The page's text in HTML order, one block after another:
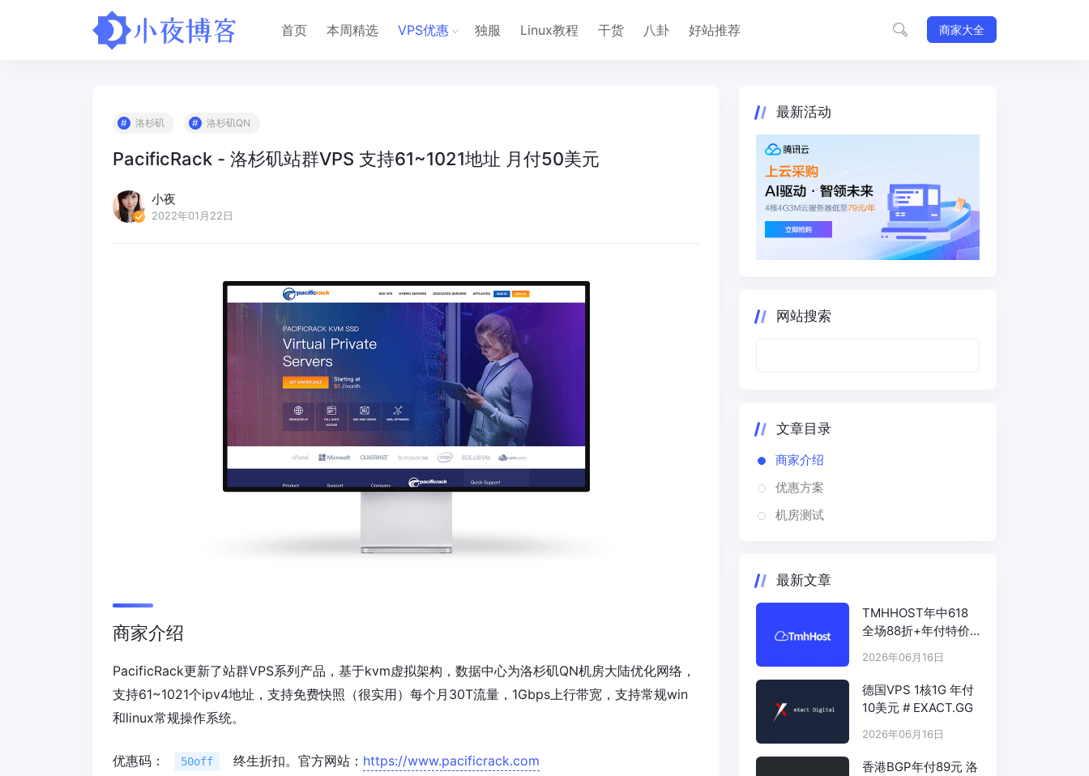
首页 本周精选 VPS优惠 独服 Linux教程 干货 八卦 好站推荐 商家大全
洛杉矶 洛杉矶QN
PacificRack - 洛杉矶站群VPS 支持61~1021地址 月付50美元
小夜
2022年01月22日
商家介绍
PacificRack更新了站群VPS系列产品，基于kvm虚拟架构，数据中心为洛杉矶QN机房大陆优化网络，
支持61~1021个ipv4地址，支持免费快照（很实用）每个月30T流量，1Gbps上行带宽，支持常规win
和linux常规操作系统。
优惠码： 50off 终生折扣。官方网站： https://www.pacificrack.com
最新活动
网站搜索
文章目录
商家介绍
优惠方案
机房测试
最新文章
TMHHOST年中618
全场88折+年付特价
2026年06月16日
德国VPS 1核1G 年付
10美元 # EXACT.GG
2026年06月16日
香港BGP年付89元 洛